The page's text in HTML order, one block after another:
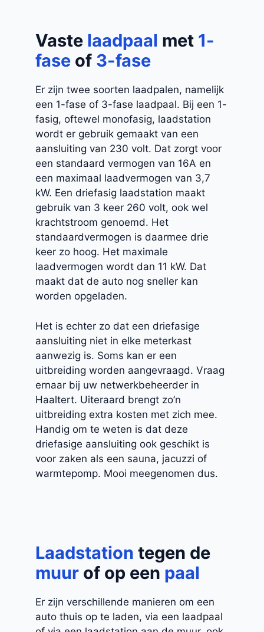
Vaste laadpaal met 1-
fase of 3-fase
Er zijn twee soorten laadpalen, namelijk
een 1-fase of 3-fase laadpaal. Bij een 1-
fasig, oftewel monofasig, laadstation
wordt er gebruik gemaakt van een
aansluiting van 230 volt. Dat zorgt voor
een standaard vermogen van 16A en
een maximaal laadvermogen van 3,7
kW. Een driefasig laadstation maakt
gebruik van 3 keer 260 volt, ook wel
krachtstroom genoemd. Het
standaardvermogen is daarmee drie
keer zo hoog. Het maximale
laadvermogen wordt dan 11 kW. Dat
maakt dat de auto nog sneller kan
worden opgeladen.
Het is echter zo dat een driefasige
aansluiting niet in elke meterkast
aanwezig is. Soms kan er een
uitbreiding worden aangevraagd. Vraag
ernaar bij uw netwerkbeheerder in
Haaltert. Uiteraard brengt zo’n
uitbreiding extra kosten met zich mee.
Handig om te weten is dat deze
driefasige aansluiting ook geschikt is
voor zaken als een sauna, jacuzzi of
warmtepomp. Mooi meegenomen dus.
Laadstation tegen de
muur of op een paal
Er zijn verschillende manieren om een
auto thuis op te laden, via een laadpaal